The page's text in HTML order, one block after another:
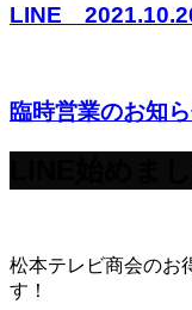
LINE
臨時営業のお知
松本テレビ商会のお
す！